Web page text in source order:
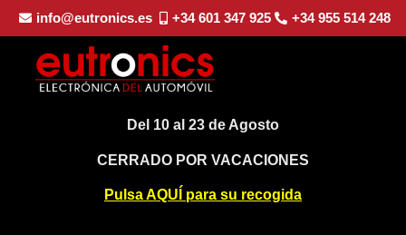
info@eutronics.es +34 601 347 925 +34 955 514 248
Del 10 al 23 de Agosto
CERRADO POR VACACIONES
Pulsa AQUÍ para su recogida